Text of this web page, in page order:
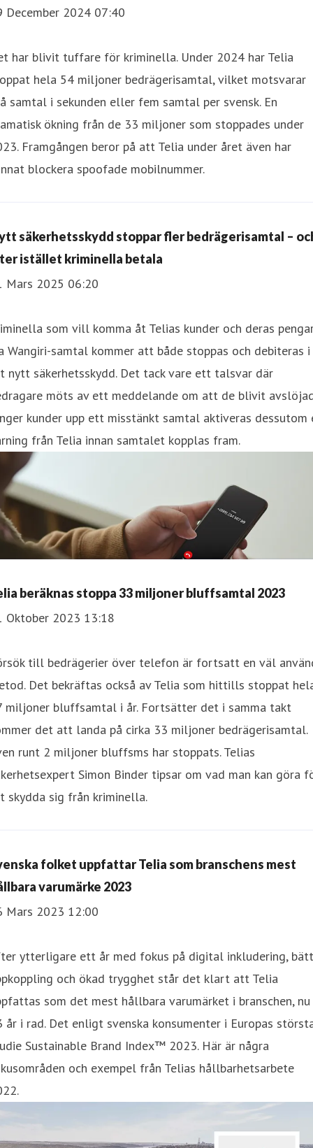
December 2024 07:40
har blivit tuffare för kriminella. Under 2024 har Telia
hela 54 miljoner bedrägerisamtal, vilket motsvarar
samtal i sekunden eller fem samtal per svensk. En
ökning från de 33 miljoner som stoppades under
Framgången beror på att Telia under året även har
blockera spoofade mobilnummer.
säkerhetsskydd stoppar fler bedrägerisamtal –
istället kriminella betala
Mars 2025 06:20
som vill komma åt Telias kunder och deras
Wangiri-samtal kommer att både stoppas och debiteras i
nytt säkerhetsskydd. Det tack vare ett talsvar där
möts av ett meddelande om att de blivit
kunder upp ett misstänkt samtal aktiveras dessutom
från Telia innan samtalet kopplas fram.
beräknas stoppa 33 miljoner bluffsamtal 2023
Oktober 2023 13:18
till bedrägerier över telefon är fortsatt en väl
Det bekräftas också av Telia som hittills stoppat
miljoner bluffsamtal i år. Fortsätter det i samma takt
det att landa på cirka 33 miljoner bedrägerisamtal.
runt 2 miljoner bluffsms har stoppats. Telias
Simon Binder tipsar om vad man kan göra
skydda sig från kriminella.
folket uppfattar Telia som branschens mest
varumärke 2023
Mars 2023 12:00
ytterligare ett år med fokus på digital inkludering,
och ökad trygghet står det klart att Telia
som det mest hållbara varumärket i branschen, nu
år i rad. Det enligt svenska konsumenter i Europas
Sustainable Brand Index™ 2023. Här är några
och exempel från Telias hållbarhetsarbete